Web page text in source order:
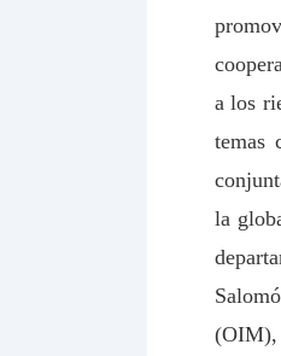
a los
temas
la
(OIM),